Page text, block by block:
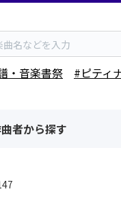
・音楽書祭 #ピティ
者から探す